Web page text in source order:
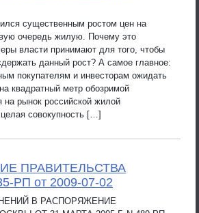
существенным ростом цен на
очередь жилую. Почему это
власти принимают для того, чтобы
данный рост? А самое главное:
покупателям и инвесторам ожидать
квадратный метр обозримой
на рынок российской жилой
совокупность […]
ПРАВИТЕЛЬСТВА
от 2009-07-02
В РАСПОРЯЖЕНИЕ